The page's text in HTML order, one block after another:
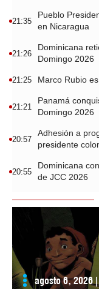
21:35
Pueblo
en Nicaragua
21:26
Dominicana
Domingo 2026
21:25 Marco Rubio
21:21
Panamá
Domingo 2026
20:57
Adhesión a
presidente
20:55
Dominicana
de JCC 2026
agosto 6, 2026